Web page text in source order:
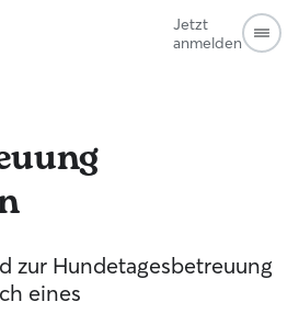
Jetzt
anmelden
zur Hundetagesbetreuung
eines